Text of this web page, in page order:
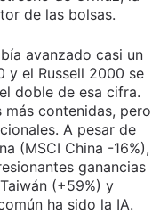
de las bolsas.
avanzado casi un
y el Russell 2000 se
doble de esa cifra.
más contenidas, pero
A pesar de
(MSCI China -16%),
ganancias
(+59%) y
ha sido la IA.